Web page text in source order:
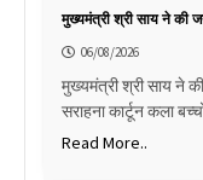
मुख्यमंत्री श्री साय ने की
06/08/2026
मुख्यमंत्री श्री साय ने
सराहना कार्टून कला
Read More..